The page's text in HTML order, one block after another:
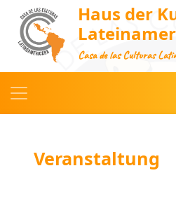
Haus der
Casa de las Culturas
Veranstaltung